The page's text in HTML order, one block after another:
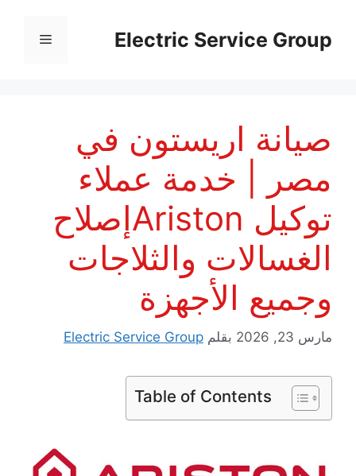
المحتوىElectric Service Group القائمة
صيانة اريستون في
مصر | خدمة عملاء
توكيل Aristonإصلاح
الغسالات والثلاجات
وجميع الأجهزة
مارس 23, 2026 بقلم Electric Service Group
Table of Contents